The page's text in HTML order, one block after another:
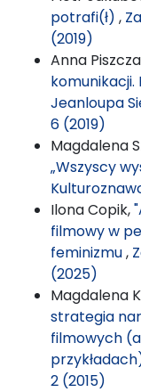
potrafi(ł) ,
(2019)
Anna
Jeanloupa
6 (2019)
Magdalena
„Wszyscy
Ilona Copik,
filmowy w
feminizmu,
(2025)
Magdalena
strategia
filmowych
2 (2015)